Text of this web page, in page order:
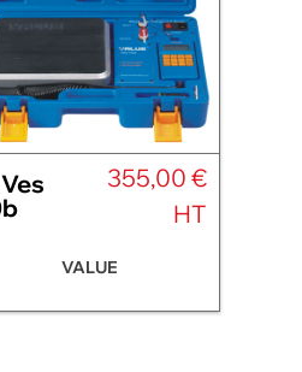
355,00 €
HT
VALUE